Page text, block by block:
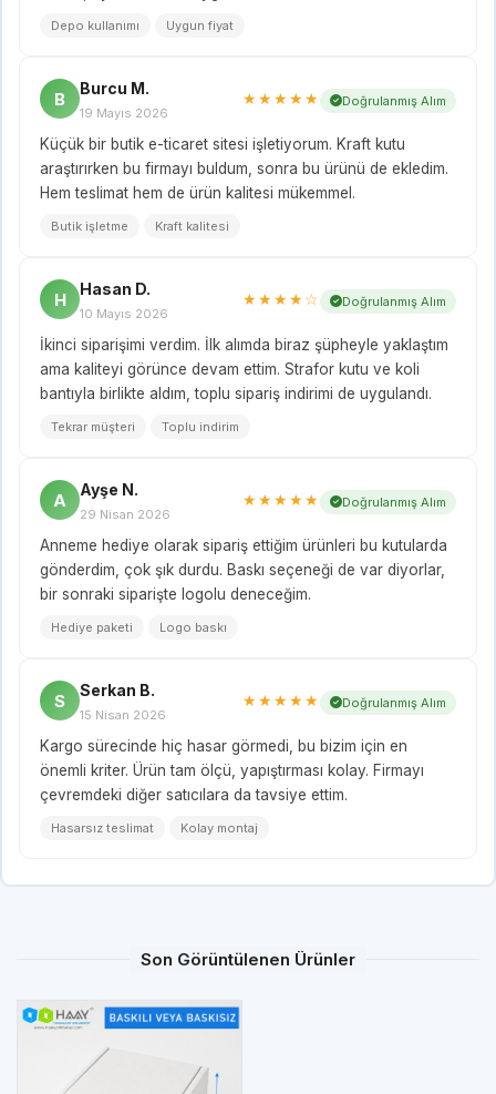
Depo kullanımı Uygun fiyat
B
Burcu M.
19 Mayıs 2026
★★★★★ Doğrulanmış Alım
Küçük bir butik e-ticaret sitesi işletiyorum. Kraft kutu
araştırırken bu firmayı buldum, sonra bu ürünü de ekledim.
Hem teslimat hem de ürün kalitesi mükemmel.
Butik işletme Kraft kalitesi
H
Hasan D.
10 Mayıs 2026
★★★★☆ Doğrulanmış Alım
İkinci siparişimi verdim. İlk alımda biraz şüpheyle yaklaştım
ama kaliteyi görünce devam ettim. Strafor kutu ve koli
bantıyla birlikte aldım, toplu sipariş indirimi de uygulandı.
Tekrar müşteri Toplu indirim
A
Ayşe N.
29 Nisan 2026
★★★★★ Doğrulanmış Alım
Anneme hediye olarak sipariş ettiğim ürünleri bu kutularda
gönderdim, çok şık durdu. Baskı seçeneği de var diyorlar,
bir sonraki siparişte logolu deneceğim.
Hediye paketi Logo baskı
S
Serkan B.
15 Nisan 2026
★★★★★ Doğrulanmış Alım
Kargo sürecinde hiç hasar görmedi, bu bizim için en
önemli kriter. Ürün tam ölçü, yapıştırması kolay. Firmayı
çevremdeki diğer satıcılara da tavsiye ettim.
Hasarsız teslimat Kolay montaj
Son Görüntülenen Ürünler